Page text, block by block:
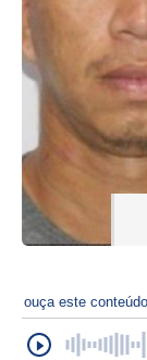
ouça este conteúdo